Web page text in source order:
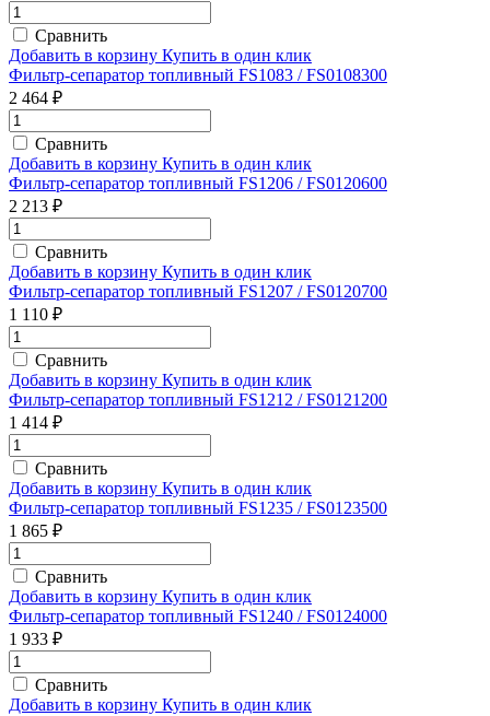
Сравнить
Добавить в корзину Купить в один клик
Фильтр-сепаратор топливный FS1083 / FS0108300
2 464 ₽
Сравнить
Добавить в корзину Купить в один клик
Фильтр-сепаратор топливный FS1206 / FS0120600
2 213 ₽
Сравнить
Добавить в корзину Купить в один клик
Фильтр-сепаратор топливный FS1207 / FS0120700
1 110 ₽
Сравнить
Добавить в корзину Купить в один клик
Фильтр-сепаратор топливный FS1212 / FS0121200
1 414 ₽
Сравнить
Добавить в корзину Купить в один клик
Фильтр-сепаратор топливный FS1235 / FS0123500
1 865 ₽
Сравнить
Добавить в корзину Купить в один клик
Фильтр-сепаратор топливный FS1240 / FS0124000
1 933 ₽
Сравнить
Добавить в корзину Купить в один клик